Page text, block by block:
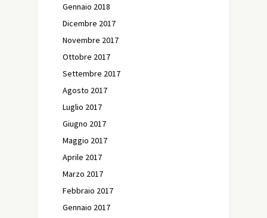
Gennaio 2018
Dicembre 2017
Novembre 2017
Ottobre 2017
Settembre 2017
Agosto 2017
Luglio 2017
Giugno 2017
Maggio 2017
Aprile 2017
Marzo 2017
Febbraio 2017
Gennaio 2017